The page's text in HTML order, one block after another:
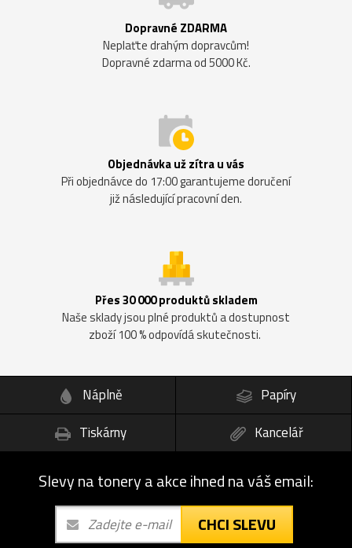
Dopravné ZDARMA
Neplaťte drahým dopravcům!
Dopravné zdarma od 5000 Kč.
Objednávka už zítra u vás
Při objednávce do 17:00 garantujeme doručení
již následující pracovní den.
Přes 30 000 produktů skladem
Naše sklady jsou plné produktů a dostupnost
zboží 100 % odpovídá skutečnosti.
Náplně
Papíry
Tiskárny
Kancelář
Slevy na tonery a akce ihned na váš email:
CHCI SLEVU